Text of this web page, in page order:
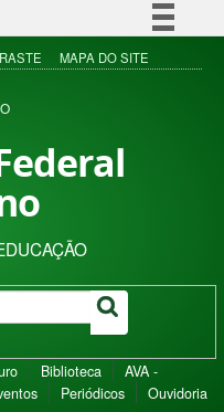
Simplifique!
Acesso à informação
MAPA DO SITE
Biblioteca
AVA -
Periódicos Ouvidoria